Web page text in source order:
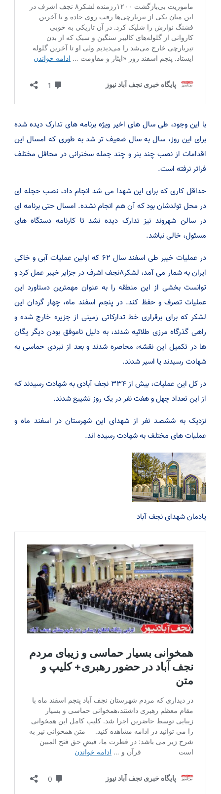
با این وجود، طی سال های اخیر ویژه برنامه های تدارک دیده شده
برای این روز، سال به سال ضعیف تر شد به طوری که امسال این
اقدامات از نصب چند بنر و چند جمله سخنرانی در محافل مختلف
فراتر نرفته است.
حداقل کاری که برای این شهدا می شد انجام داد، نصب حجله ای
در محل تولدشان بود که آن هم انجام نشده. امسال حتی برنامه ای
در سالن شهروند نیز تدارک دیده نشد تا کارنامه دستگاه های
مسئول، خالی نباشد.
در عملیات خیبر طی اسفند سال ۶۲ که اولین عملیات آبی و خاکی
ایران به شمار می آمد، لشکر۸نجف اشرف در جزایر خیبر عمل کرد و
توانست بخشی از این منطقه را به عنوان مهمترین دستاورد این
عملیات تصرف و حفظ کند. در پنجم اسفند ماه، چهار گردان این
لشکر که برای برقراری خط تدارکاتی زمینی از جزیره خارج شده و
راهی گذرگاه مرزی طلائیه شدند، به دلیل ناموفق بودن دیگر یگان
ها در تکمیل این نقشه، محاصره شدند و بعد از نبردی حماسی به
شهادت رسیدند یا اسیر شدند.
در کل این عملیات، بیش از ۳۳۴ نجف آبادی به شهادت رسیدند که
از این تعداد چهل و هفت نفر در یک روز تشییع شدند.
نزدیک به ششصد نفر از شهدای این شهرستان در اسفند ماه و
عملیات های مختلف به شهادت رسیده اند.
یادمان شهدای نجف آباد